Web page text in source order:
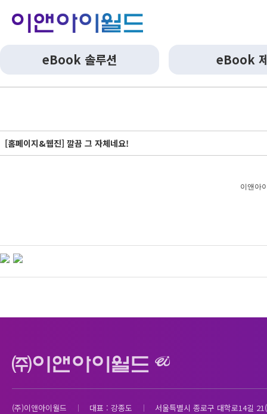
eBook 솔루션 eBook
[홈페이지&웹진] 깔끔 그 자체네요!
이앤아
(주)이앤아이월드 대표 : 강종도 서울특별시 종로구 대학로14길